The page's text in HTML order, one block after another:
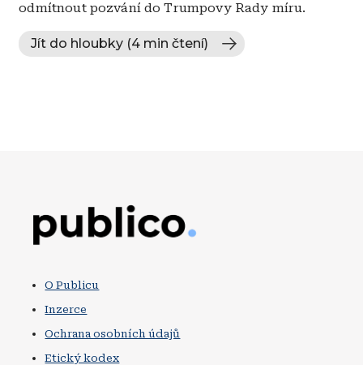
odmítnout pozvání do Trumpovy Rady míru.
Jít do hloubky (4 min čtení)
O Publicu
Inzerce
Ochrana osobních údajů
Etický kodex